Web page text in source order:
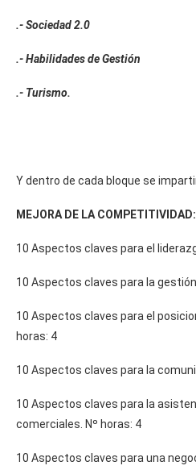
.- Sociedad 2.0
.- Habilidades de Gestión
.- Turismo.
Y dentro de cada bloque se
MEJORA DE LA COMPETITIVIDAD:
10 Aspectos claves para el
10 Aspectos claves para la
10 Aspectos claves para el
horas: 4
10 Aspectos claves para la
10 Aspectos claves para la
comerciales. Nº horas: 4
10 Aspectos claves para una